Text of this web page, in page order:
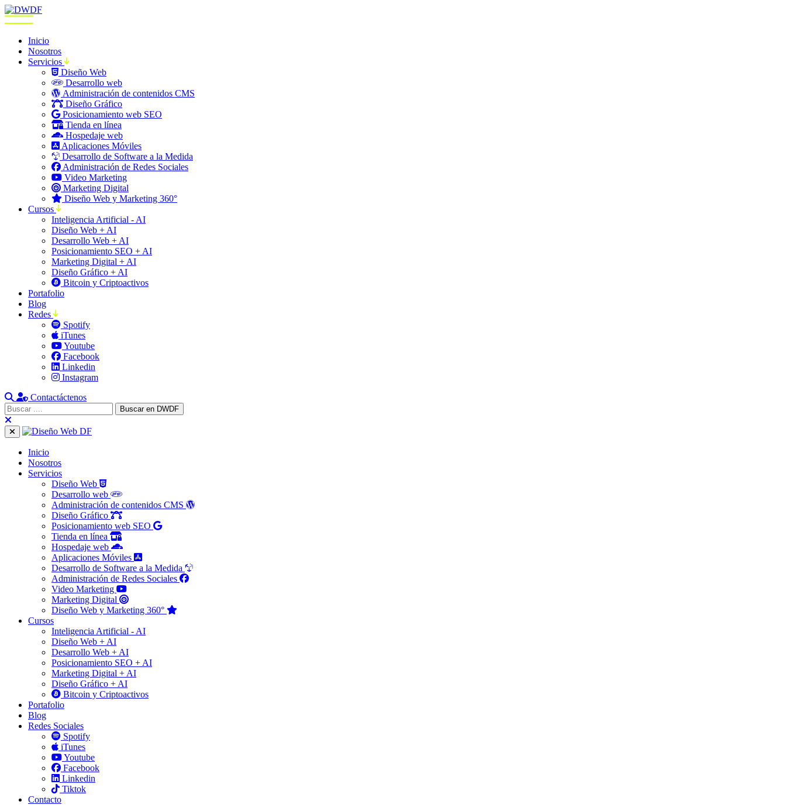
Inicio
Nosotros
Servicios
Diseño Web
Desarrollo web
Administración de contenidos CMS
Diseño Gráfico
Posicionamiento web SEO
Tienda en línea
Hospedaje web
Aplicaciones Móviles
Desarrollo de Software a la Medida
Administración de Redes Sociales
Video Marketing
Marketing Digital
Diseño Web y Marketing 360°
Cursos
Inteligencia Artificial - AI
Diseño Web + AI
Desarrollo Web + AI
Posicionamiento SEO + AI
Marketing Digital + AI
Diseño Gráfico + AI
Bitcoin y Criptoactivos
Portafolio
Blog
Redes
Spotify
iTunes
Youtube
Facebook
Linkedin
Instagram
Contactáctenos
Inicio
Nosotros
Servicios
Diseño Web
Desarrollo web
Administración de contenidos CMS
Diseño Gráfico
Posicionamiento web SEO
Tienda en línea
Hospedaje web
Aplicaciones Móviles
Desarrollo de Software a la Medida
Administración de Redes Sociales
Video Marketing
Marketing Digital
Diseño Web y Marketing 360°
Cursos
Inteligencia Artificial - AI
Diseño Web + AI
Desarrollo Web + AI
Posicionamiento SEO + AI
Marketing Digital + AI
Diseño Gráfico + AI
Bitcoin y Criptoactivos
Portafolio
Blog
Redes Sociales
Spotify
iTunes
Youtube
Facebook
Linkedin
Tiktok
Contacto